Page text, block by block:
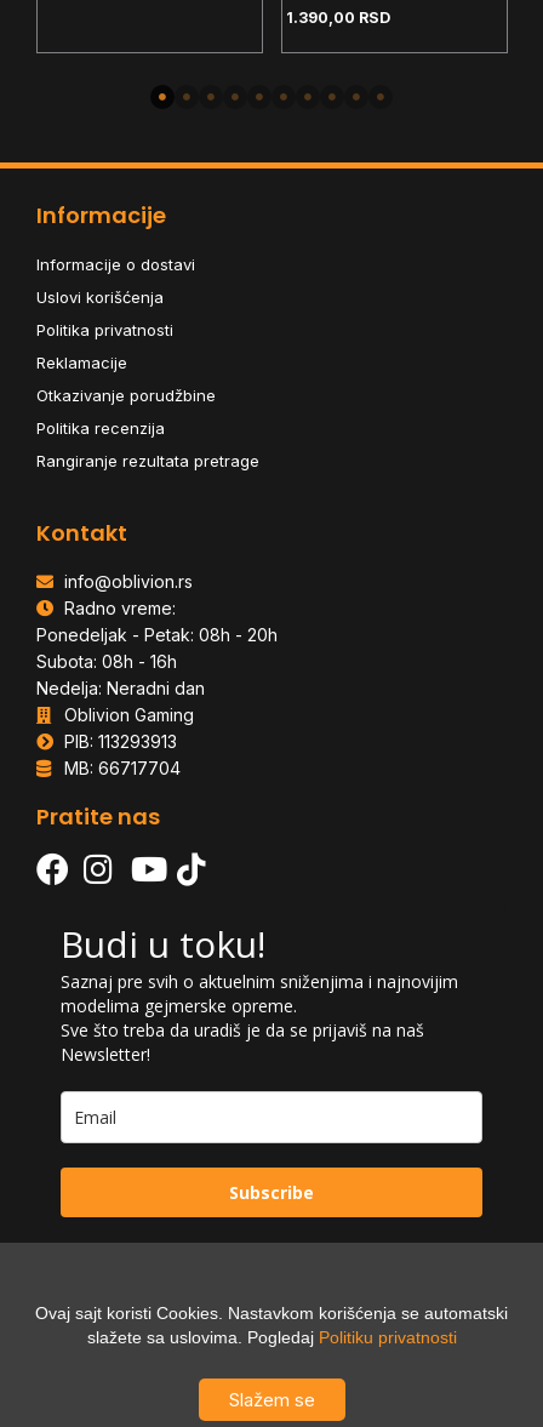
1.390,00 RSD
Informacije
Informacije o dostavi
Uslovi korišćenja
Politika privatnosti
Reklamacije
Otkazivanje porudžbine
Politika recenzija
Rangiranje rezultata pretrage
Kontakt
info@oblivion.rs
Radno vreme:
Ponedeljak - Petak: 08h - 20h
Subota: 08h - 16h
Nedelja: Neradni dan
Oblivion Gaming
PIB: 113293913
MB: 66717704
Pratite nas
Budi u toku!
Saznaj pre svih o aktuelnim sniženjima i najnovijim
modelima gejmerske opreme.
Sve što treba da uradiš je da se prijaviš na naš
Newsletter!
Subscribe
Powered by:
Digilex
Ovaj sajt koristi Cookies. Nastavkom korišćenja se automatski
slažete sa uslovima. Pogledaj Politiku privatnosti
Slažem se